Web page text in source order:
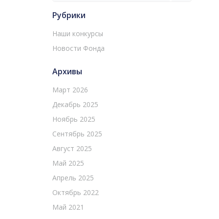
Рубрики
Наши конкурсы
Новости Фонда
Архивы
Март 2026
Декабрь 2025
Ноябрь 2025
Сентябрь 2025
Август 2025
Май 2025
Апрель 2025
Октябрь 2022
Май 2021